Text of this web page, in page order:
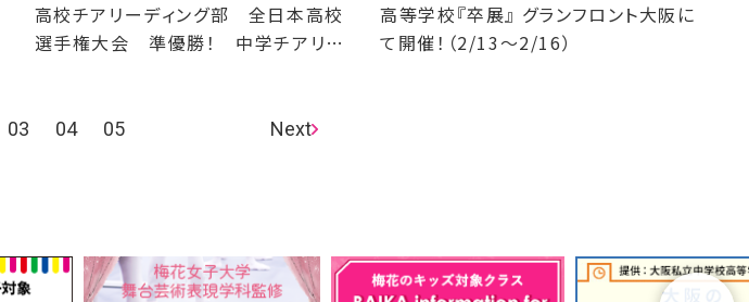
高校チアリーディング部 全日本高校
選手権大会 準優勝！ 中学チアリー
高等学校『卒展』 グランフロント大阪に
て開催！（2/13～2/16）
03 04 05 Next